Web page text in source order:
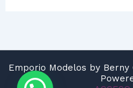
Emporio Modelos by Berny